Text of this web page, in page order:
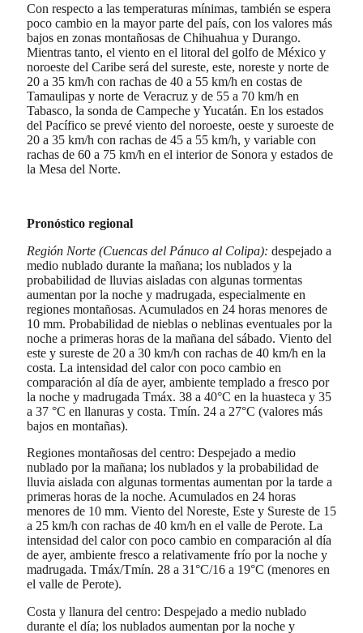
Con respecto a las temperaturas mínimas, también se espera
poco cambio en la mayor parte del país, con los valores más
bajos en zonas montañosas de Chihuahua y Durango.
Mientras tanto, el viento en el litoral del golfo de México y
noroeste del Caribe será del sureste, este, noreste y norte de
20 a 35 km/h con rachas de 40 a 55 km/h en costas de
Tamaulipas y norte de Veracruz y de 55 a 70 km/h en
Tabasco, la sonda de Campeche y Yucatán. En los estados
del Pacífico se prevé viento del noroeste, oeste y suroeste de
20 a 35 km/h con rachas de 45 a 55 km/h, y variable con
rachas de 60 a 75 km/h en el interior de Sonora y estados de
la Mesa del Norte.
Pronóstico regional
Región Norte (Cuencas del Pánuco al Colipa): despejado a
medio nublado durante la mañana; los nublados y la
probabilidad de lluvias aisladas con algunas tormentas
aumentan por la noche y madrugada, especialmente en
regiones montañosas. Acumulados en 24 horas menores de
10 mm. Probabilidad de nieblas o neblinas eventuales por la
noche a primeras horas de la mañana del sábado. Viento del
este y sureste de 20 a 30 km/h con rachas de 40 km/h en la
costa. La intensidad del calor con poco cambio en
comparación al día de ayer, ambiente templado a fresco por
la noche y madrugada Tmáx. 38 a 40°C en la huasteca y 35
a 37 °C en llanuras y costa. Tmín. 24 a 27°C (valores más
bajos en montañas).
Regiones montañosas del centro: Despejado a medio
nublado por la mañana; los nublados y la probabilidad de
lluvia aislada con algunas tormentas aumentan por la tarde a
primeras horas de la noche. Acumulados en 24 horas
menores de 10 mm. Viento del Noreste, Este y Sureste de 15
a 25 km/h con rachas de 40 km/h en el valle de Perote. La
intensidad del calor con poco cambio en comparación al día
de ayer, ambiente fresco a relativamente frío por la noche y
madrugada. Tmáx/Tmín. 28 a 31°C/16 a 19°C (menores en
el valle de Perote).
Costa y llanura del centro: Despejado a medio nublado
durante el día; los nublados aumentan por la noche y